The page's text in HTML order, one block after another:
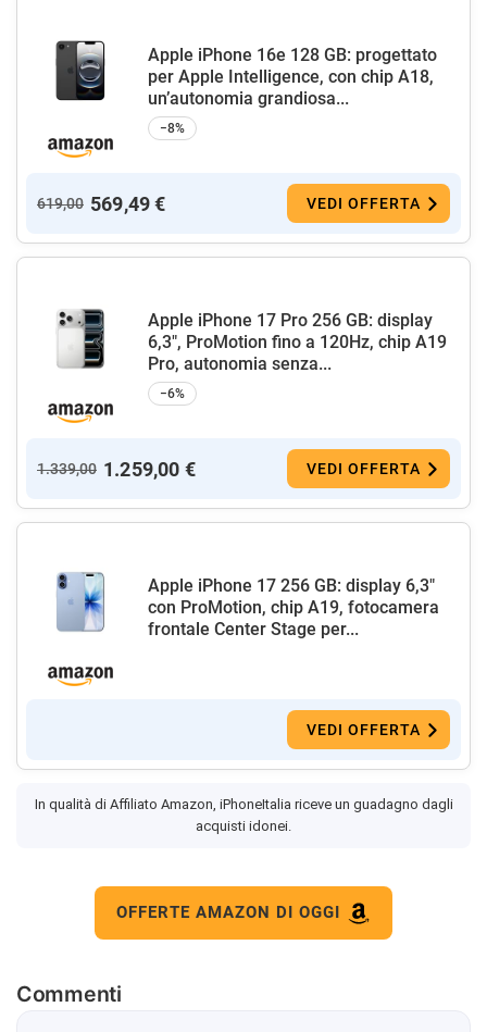
Apple iPhone 16e 128 GB: progettato
per Apple Intelligence, con chip A18,
un’autonomia grandiosa...
−8%
619,00 569,49 € VEDI OFFERTA
Apple iPhone 17 Pro 256 GB: display
6,3", ProMotion fino a 120Hz, chip A19
Pro, autonomia senza...
−6%
1.339,00 1.259,00 € VEDI OFFERTA
Apple iPhone 17 256 GB: display 6,3"
con ProMotion, chip A19, fotocamera
frontale Center Stage per...
VEDI OFFERTA
In qualità di Affiliato Amazon, iPhoneItalia riceve un guadagno dagli
acquisti idonei.
OFFERTE AMAZON DI OGGI
Commenti